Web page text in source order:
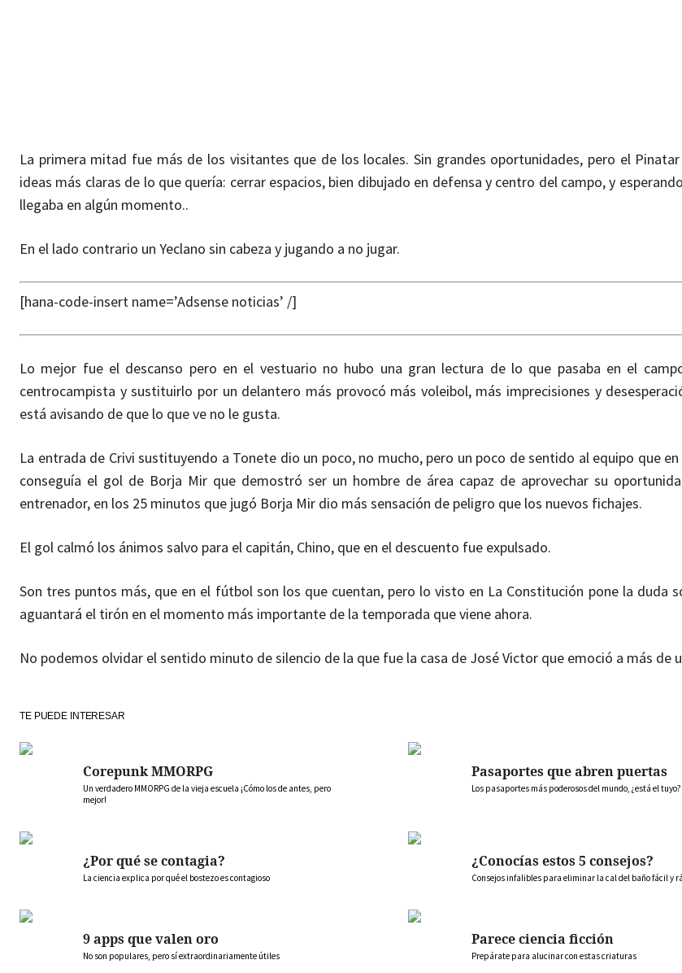
La primera mitad fue más de los visitantes que de los locales. Sin grandes oportunidades, pero el
ideas más claras de lo que quería: cerrar espacios, bien dibujado en defensa y centro del campo, y
llegaba en algún momento..
En el lado contrario un Yeclano sin cabeza y jugando a no jugar.
[hana-code-insert name=’Adsense noticias’ /]
Lo mejor fue el descanso pero en el vestuario no hubo una gran lectura de lo que pasaba en el
centrocampista y sustituirlo por un delantero más provocó más voleibol, más imprecisiones y
está avisando de que lo que ve no le gusta.
La entrada de Crivi sustituyendo a Tonete dio un poco, no mucho, pero un poco de sentido al equipo que
conseguía el gol de Borja Mir que demostró ser un hombre de área capaz de aprovechar su
entrenador, en los 25 minutos que jugó Borja Mir dio más sensación de peligro que los nuevos fichajes.
El gol calmó los ánimos salvo para el capitán, Chino, que en el descuento fue expulsado.
Son tres puntos más, que en el fútbol son los que cuentan, pero lo visto en La Constitución pone la duda
aguantará el tirón en el momento más importante de la temporada que viene ahora.
No podemos olvidar el sentido minuto de silencio de la que fue la casa de José Victor que emoció a más de
TE PUEDE INTERESAR
Corepunk MMORPG
Un verdadero MMORPG de la vieja escuela ¡Cómo los de antes, pero
mejor!
Pasaportes que abren puertas
Los pasaportes más poderosos del mundo, ¿está el tuyo?
¿Por qué se contagia?
La ciencia explica por qué el bostezo es contagioso
¿Conocías estos 5 consejos?
Consejos infalibles para eliminar la cal del baño fácil y
9 apps que valen oro
No son populares, pero sí extraordinariamente útiles
Parece ciencia ficción
Prepárate para alucinar con estas criaturas